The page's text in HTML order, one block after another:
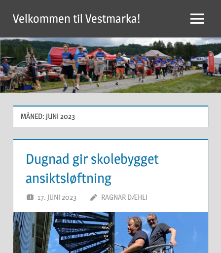
content
Velkommen til Vestmarka! Menu
MÅNED: JUNI 2023
Dugnad gir skolebygget
ansiktsløftning
17. JUNI 2023 RAGNAR DÆHLI